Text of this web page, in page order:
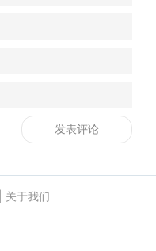
关于我们